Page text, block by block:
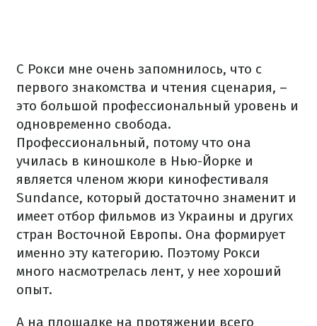
С Рокси мне очень запомнилось, что с
первого знакомства и чтения сценария, –
это большой профессиональный уровень и
одновременно свобода.
Профессиональный, потому что она
училась в киношколе в Нью-Йорке и
является членом жюри кинофестиваля
Sundance, который достаточно знаменит и
имеет отбор фильмов из Украины и других
стран Восточной Европы. Она формирует
именно эту категорию. Поэтому Рокси
много насмотрелась лент, у нее хороший
опыт.
А на площадке на протяжении всего